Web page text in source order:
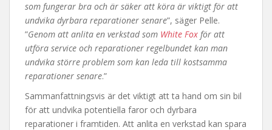
som fungerar bra och är säker att köra är viktigt för att
undvika dyrbara reparationer senare”, säger Pelle.
”Genom att anlita en verkstad som White Fox för att
utföra service och reparationer regelbundet kan man
undvika större problem som kan leda till kostsamma
reparationer senare.”
Sammanfattningsvis är det viktigt att ta hand om sin bil
för att undvika potentiella faror och dyrbara
reparationer i framtiden. Att anlita en verkstad kan spara